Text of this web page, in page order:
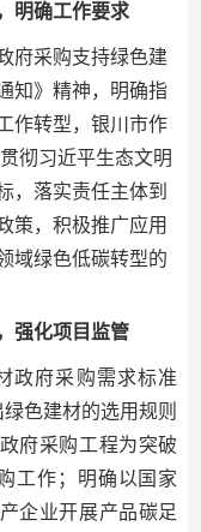
明确工作要求
采购支持绿色建
知》精神，明确指
作转型，银川市作
彻习近平生态文明
，落实责任主体到
策，积极推广应用
域绿色低碳转型的
强化项目监管
政府采购需求标准
色建材的选用规则
府采购工程为突破
工作；明确以国家
企业开展产品碳足